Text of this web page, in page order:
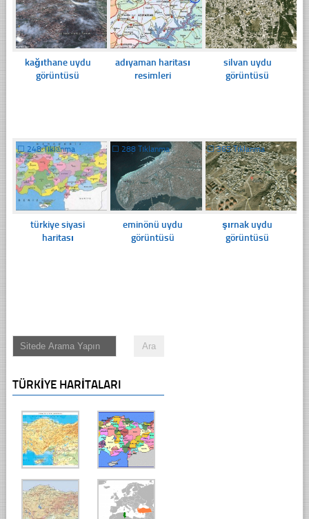
kağıthane uydu
görüntüsü
adıyaman haritası
resimleri
silvan uydu
görüntüsü
☐ 248 Tıklanma
türkiye siyasi
haritası
☐288 Tıklanma
eminönü uydu
görüntüsü
☐365 Tıklanma
şırnak uydu
görüntüsü
TÜRKIYE HARITALARI